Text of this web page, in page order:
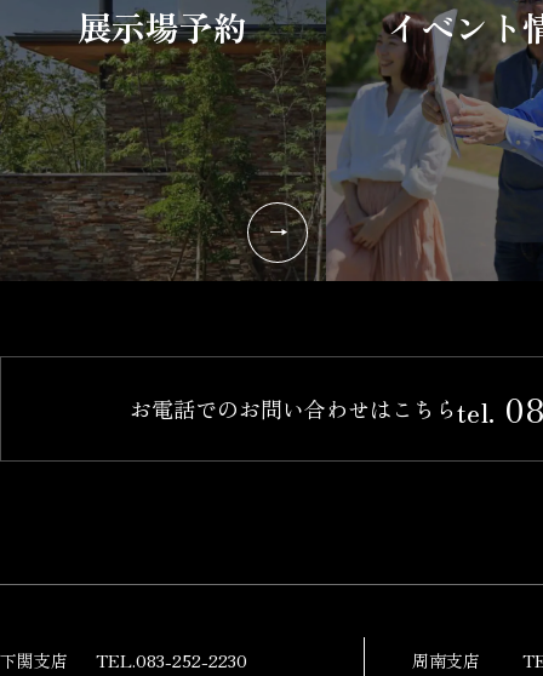
展示場予約 イベント
お電話でのお問い合わせはこちらtel.
下関支店
TEL.083-252-2230
周南支店